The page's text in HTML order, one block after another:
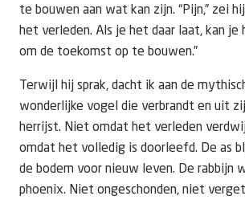
te bouwen aan wat kan zijn. “Pijn,” zei
het verleden. Als je het daar laat, kan je
om de toekomst op te bouwen.”
Terwijl hij sprak, dacht ik aan de
wonderlijke vogel die verbrandt en uit
herrijst. Niet omdat het verleden
omdat het volledig is doorleefd. De as
de bodem voor nieuw leven. De rabbijn
phoenix. Niet ongeschonden, niet